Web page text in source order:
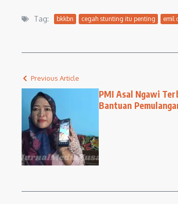
Tag: bkkbn cegah stunting itu penting emil
Previous Article
PMI Asal Ngawi
Bantuan